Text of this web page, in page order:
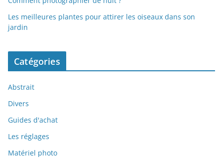
Les meilleures plantes pour attirer les oiseaux dans son
jardin
Catégories
Abstrait
Divers
Guides d'achat
Les réglages
Matériel photo